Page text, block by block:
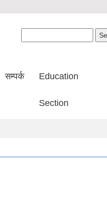
सम्पर्क Education
Section